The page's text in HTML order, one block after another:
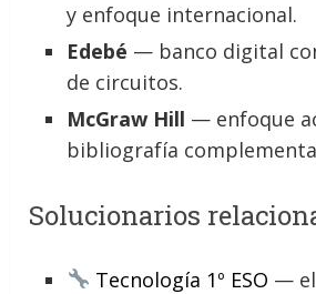
y enfoque internacional.
Edebé — banco digital
de circuitos.
McGraw Hill — enfoque
bibliografía
Solucionarios
Tecnología 1º ESO —